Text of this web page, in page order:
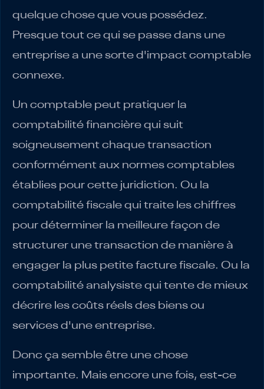
quelque chose que vous possédez.
Presque tout ce qui se passe dans une
entreprise a une sorte d'impact comptable
connexe.
Un comptable peut pratiquer la
comptabilité financière qui suit
soigneusement chaque transaction
conformément aux normes comptables
établies pour cette juridiction. Ou la
comptabilité fiscale qui traite les chiffres
pour déterminer la meilleure façon de
structurer une transaction de manière à
engager la plus petite facture fiscale. Ou la
comptabilité analysiste qui tente de mieux
décrire les coûts réels des biens ou
services d'une entreprise.
Donc ça semble être une chose
importante. Mais encore une fois, est-ce